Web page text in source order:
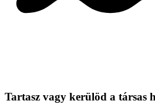
Tartasz vagy kerülöd a társas